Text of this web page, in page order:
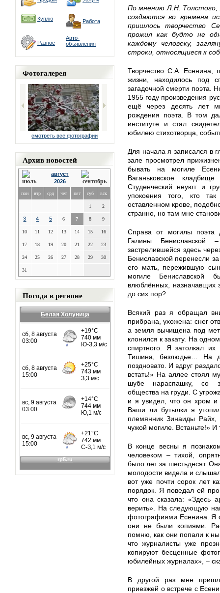
Куплю Работа
Разное
Авто-
объявления
Фотогалерея
смотреть все фотографии
Архив новостей
август
2026
пон втр срд чет пят суб вск
1 2
3 4 5 6 7 8 9
10 11 12 13 14 15 16
17 18 19 20 21 22 23
24 25 26 27 28 29 30
31
Погода в регионе
Белая Холуница
По мнению Л.Н. Толстого,
создаются во времена
пришлось творчество
прожил как будто не
каждому человеку,
строки, относящиеся к
Творчество С.А. Есенина,
жизни, находилось под
загадочной смерти поэта.
1955 году произведения
ещё через десять лет
рождения поэта. В том
институте и стал
юбилею стихотворца,
Для начала я записался в
зале просмотрел
бывать на могиле
Ваганьковское
Студенческий неуют и
упокоения того, кто
оставленном крове,
странно, но там мне
Справа от могилы поэта
Галины Бениславской
застрелившейся здесь
Бениславской перенесли
его мать, пережившую
могиле Бениславской
влюблённых, назначавщих
до сих пор?
Всякий раз я обращал
прибрана, ухожена: снег
а земля вычищена под
клонился к закату. На
спиртного. Я затолкал
Тишина, безлюдье… На
поздновато. И вдруг
встать!» На аллее стоял
шубе нараспашку, со
общества на груди. С
и я увидел, что он хром
Ваши ли бутылки я
племянник Зинаиды
чужой могиле. Встаньте!»
В конце весны я
человеком – тихой,
было лет за шестьдесят.
молодости видела и
вот уже почти сорок лет
порядок. Я поведал ей
что она сказала: «Здесь
верить». На следующую
фотографиями Есенина. Я
они не были копиями.
помню, как они попали к
что журналисты уже
копируют бесценные
юбилейных журналах», –
В другой раз мне
приезжей о встрече с